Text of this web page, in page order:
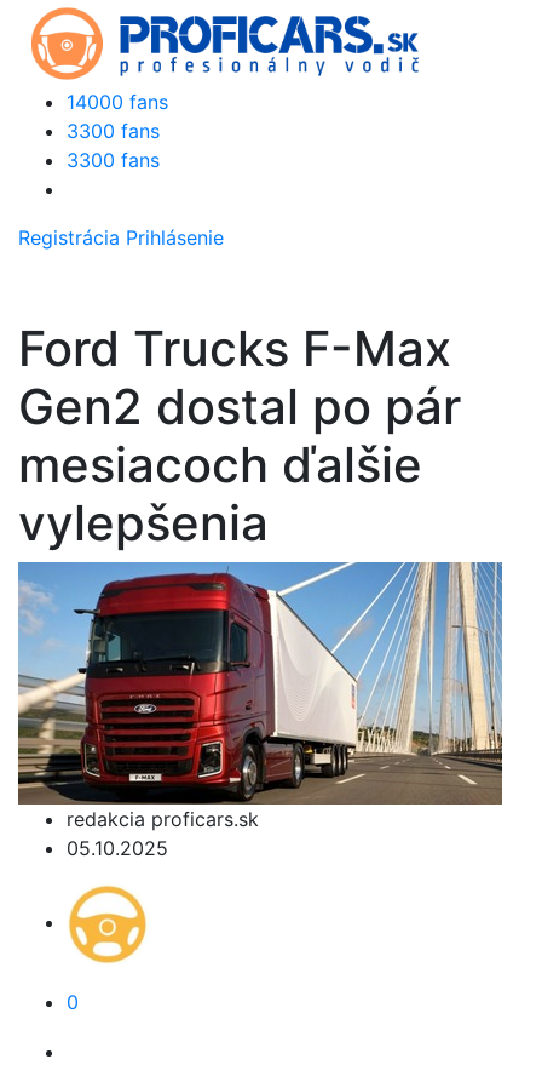
14000 fans
3300 fans
3300 fans
Registrácia Prihlásenie
Ford Trucks F-Max
Gen2 dostal po pár
mesiacoch ďalšie
vylepšenia
redakcia proficars.sk
05.10.2025
0